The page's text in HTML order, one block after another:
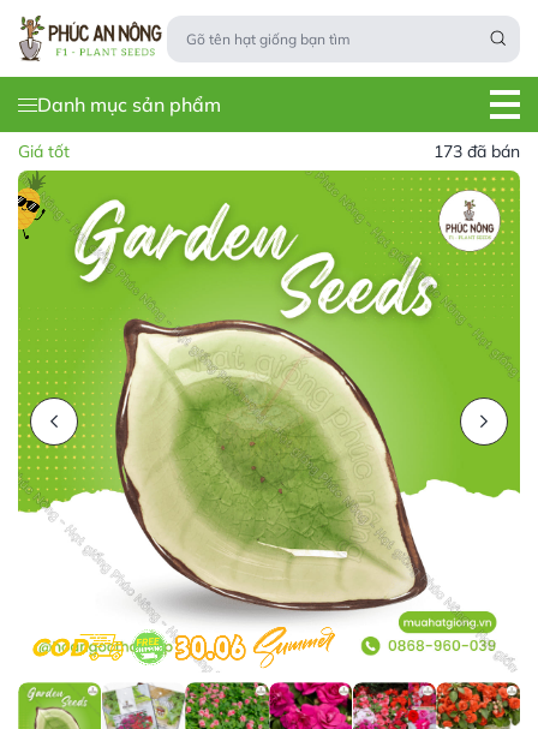
Danh mục sản phẩm
Giá tốt 173 đã bán